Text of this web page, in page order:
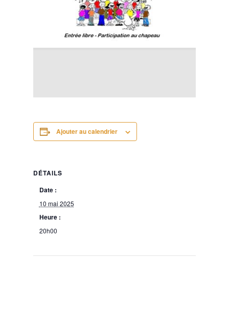
Ajouter au calendrier
DÉTAILS
Date :
10 mai 2025
Heure :
20h00